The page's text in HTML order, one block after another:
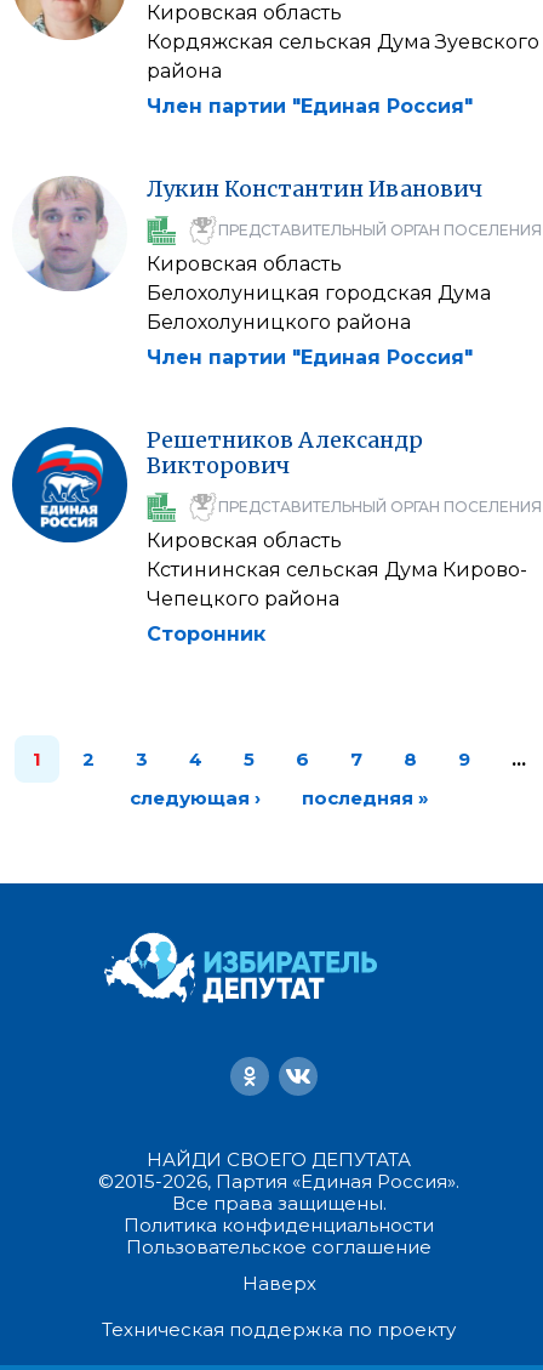
Кировская область
Кордяжская сельская Дума Зуевского
района
Член партии "Единая Россия"
Лукин КонстантинИванович
ПРЕДСТАВИТЕЛЬНЫЙ ОРГАН ПОСЕЛЕНИЯ
Кировская область
Белохолуницкая городская Дума
Белохолуницкого района
Член партии "Единая Россия"
Решетников Александр
Викторович
ПРЕДСТАВИТЕЛЬНЫЙ ОРГАН ПОСЕЛЕНИЯ
Кировская область
Кстининская сельская Дума Кирово-
Чепецкого района
Сторонник
1 2 3 4 5 6 7 8 9
…
следующая ›
последняя »
НАЙДИ СВОЕГО ДЕПУТАТА
©2015-2026, Партия «Единая Россия».
Все права защищены.
Политика конфиденциальности
Пользовательское соглашение
Наверх
Техническая поддержка по проекту